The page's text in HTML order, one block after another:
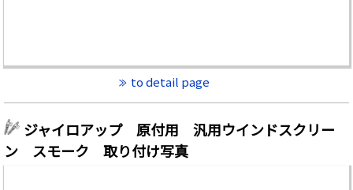
to detail page
ジャイロアップ 原付用 汎用ウインドスクリー
ン スモーク 取り付け写真